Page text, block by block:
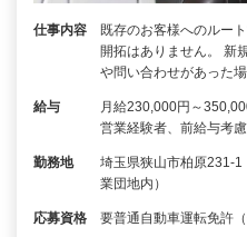
仕事内容
既存のお客様へのルー
開拓はありません。 新
や問い合わせがあった
給与
月給230,000円～
営業経験者、前給与考慮
勤務地
埼玉県狭山市柏原231-
業団地内）
応募資格 要普通自動車運転免許